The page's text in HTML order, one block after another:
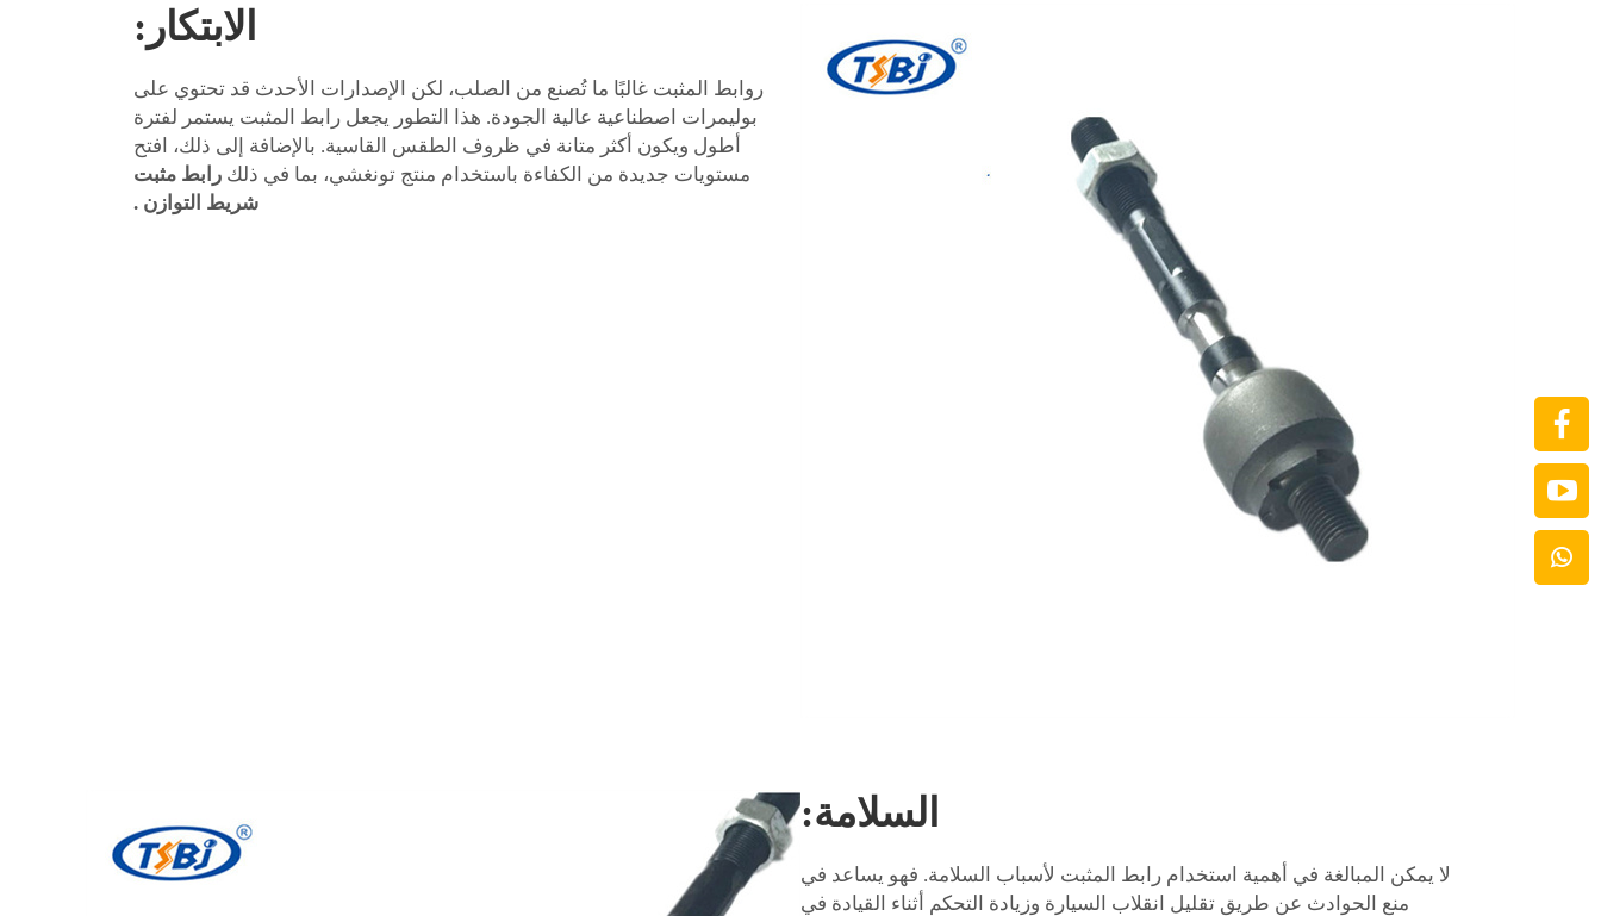
الابتكار:
روابط المثبت غالبًا ما تُصنع من الصلب، لكن الإصدارات الأحدث قد تحتوي على
بوليمرات اصطناعية عالية الجودة. هذا التطور يجعل رابط المثبت يستمر لفترة
أطول ويكون أكثر متانة في ظروف الطقس القاسية. بالإضافة إلى ذلك، افتح
مستويات جديدة من الكفاءة باستخدام منتج تونغشي، بما في ذلك رابط مثبت
شريط التوازن .
السلامة:
لا يمكن المبالغة في أهمية استخدام رابط المثبت لأسباب السلامة. فهو يساعد في
منع الحوادث عن طريق تقليل انقلاب السيارة وزيادة التحكم أثناء القيادة في